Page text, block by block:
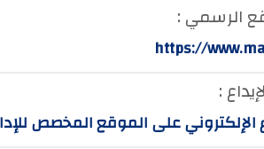
الرسمي :
https://
:
الإلكتروني على الموقع المخصص